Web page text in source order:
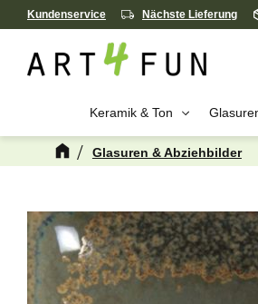
Kundenservice Nächste Lieferung
Keramik & Ton
Glasuren & Abziehbilder